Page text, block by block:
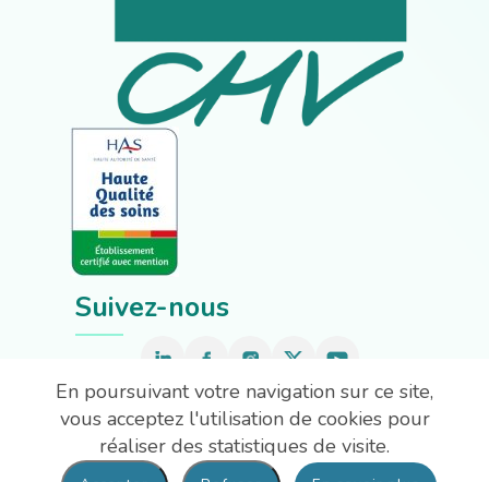
Suivez-nous
Nous contacter
En poursuivant votre navigation sur ce site,
vous acceptez l'utilisation de cookies pour
réaliser des statistiques de visite.